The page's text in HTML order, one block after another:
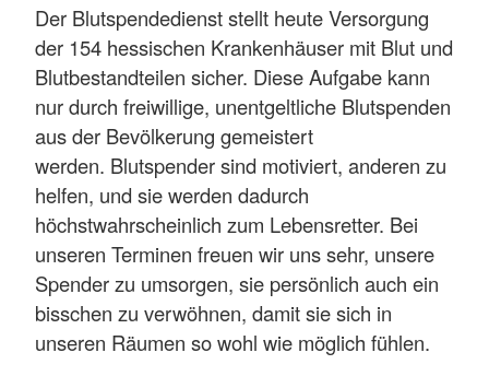
Der Blutspendedienst stellt heute Versorgung
der 154 hessischen Krankenhäuser mit Blut und
Blutbestandteilen sicher. Diese Aufgabe kann
nur durch freiwillige, unentgeltliche Blutspenden
aus der Bevölkerung gemeistert
werden. Blutspender sind motiviert, anderen zu
helfen, und sie werden dadurch
höchstwahrscheinlich zum Lebensretter. Bei
unseren Terminen freuen wir uns sehr, unsere
Spender zu umsorgen, sie persönlich auch ein
bisschen zu verwöhnen, damit sie sich in
unseren Räumen so wohl wie möglich fühlen.